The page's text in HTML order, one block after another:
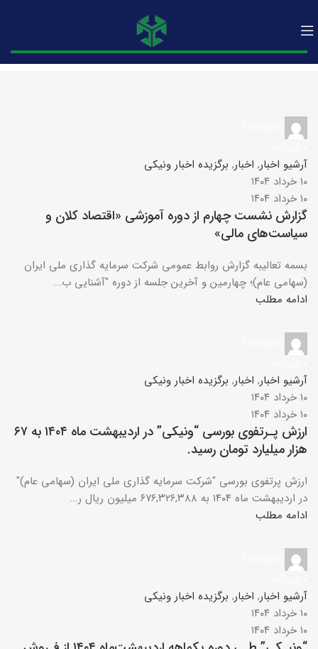
آرشیو اخبار, اخبار, برگزیده اخبار ونیکی
۱۰ خرداد ۱۴۰۴
۱۰ خرداد ۱۴۰۴
گزارش نشست چهارم از دوره آموزشی «اقتصاد کلان و
سیاست‌های مالی»
بسمه تعالیبه گزارش روابط عمومی شرکت سرمایه گذاری ملی ایران
(سهامی عام)؛ چهارمین و آخرین جلسه از دوره "آشنایی ب...
ادامه مطلب
آرشیو اخبار, اخبار, برگزیده اخبار ونیکی
۱۰ خرداد ۱۴۰۴
۱۰ خرداد ۱۴۰۴
ارزش پـرتفوی بورسی “ونیکی” در اردیبهشت ماه ۱۴۰۴ به ۶۷
هزار میلیارد تومان رسید.
ارزش پرتفوی بورسی "شرکت سرمایه­ گذاری ملی ایران (سهامی عام)"
در اردیبهشت ماه ۱۴۰۴ به ۶۷۶,۳۲۶,۳۸۸ میلیون ریال ر...
ادامه مطلب
آرشیو اخبار, اخبار, برگزیده اخبار ونیکی
۱۰ خرداد ۱۴۰۴
۱۰ خرداد ۱۴۰۴